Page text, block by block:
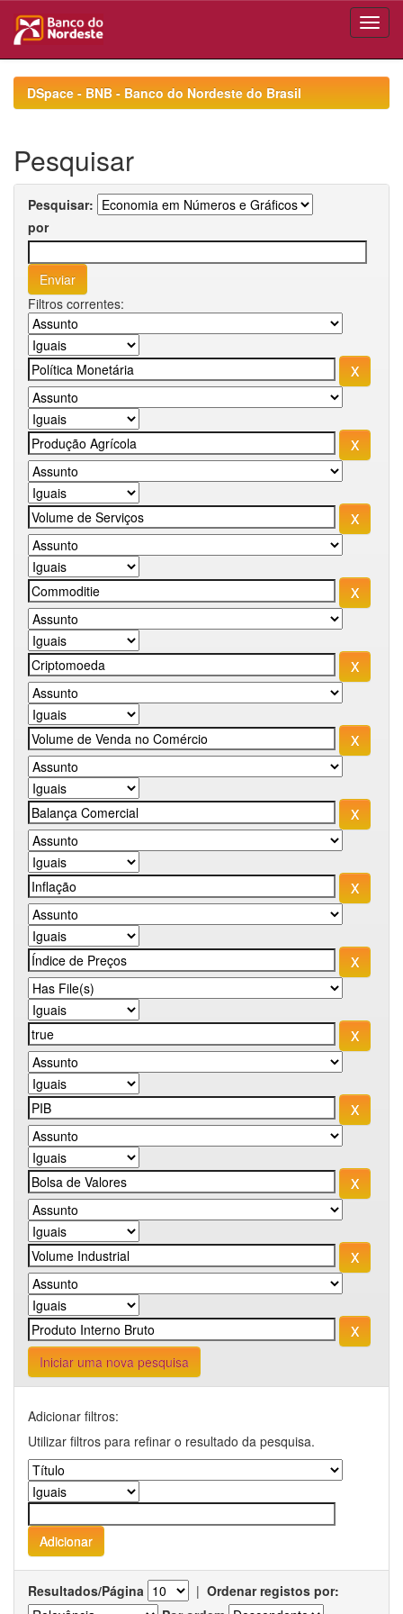
navigationDSpace - BNB - Banco do Nordeste do Brasil
Pesquisar
Pesquisar:
por
Filtros correntes:
Iniciar uma nova pesquisa
Adicionar filtros:
Utilizar filtros para refinar o resultado da pesquisa.
Resultados/Página | Ordenar registos por: